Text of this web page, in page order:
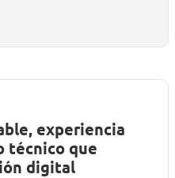
experiencia
técnico que
digital